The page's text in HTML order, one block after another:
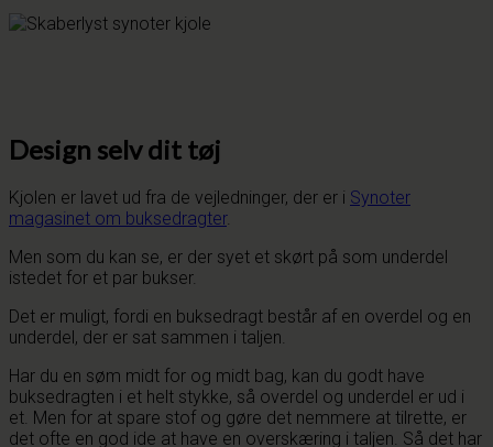
Design selv dit tøj
Kjolen er lavet ud fra de vejledninger, der er i Synoter
magasinet om buksedragter.
Men som du kan se, er der syet et skørt på som underdel
istedet for et par bukser.
Det er muligt, fordi en buksedragt består af en overdel og en
underdel, der er sat sammen i taljen.
Har du en søm midt for og midt bag, kan du godt have
buksedragten i et helt stykke, så overdel og underdel er ud i
et. Men for at spare stof og gøre det nemmere at tilrette, er
det ofte en god ide at have en overskæring i taljen. Så det har